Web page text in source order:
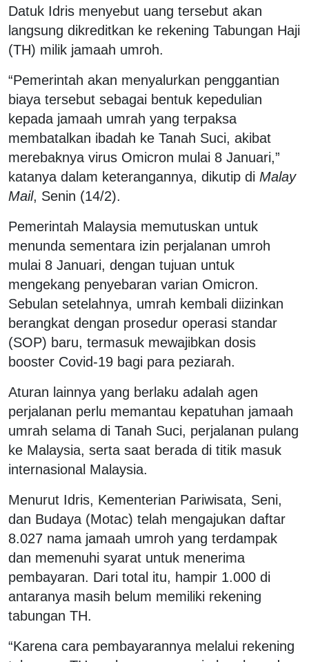
Datuk Idris menyebut uang tersebut akan
langsung dikreditkan ke rekening Tabungan Haji
(TH) milik jamaah umroh.
“Pemerintah akan menyalurkan penggantian
biaya tersebut sebagai bentuk kepedulian
kepada jamaah umrah yang terpaksa
membatalkan ibadah ke Tanah Suci, akibat
merebaknya virus Omicron mulai 8 Januari,”
katanya dalam keterangannya, dikutip di Malay
Mail, Senin (14/2).
Pemerintah Malaysia memutuskan untuk
menunda sementara izin perjalanan umroh
mulai 8 Januari, dengan tujuan untuk
mengekang penyebaran varian Omicron.
Sebulan setelahnya, umrah kembali diizinkan
berangkat dengan prosedur operasi standar
(SOP) baru, termasuk mewajibkan dosis
booster Covid-19 bagi para peziarah.
Aturan lainnya yang berlaku adalah agen
perjalanan perlu memantau kepatuhan jamaah
umrah selama di Tanah Suci, perjalanan pulang
ke Malaysia, serta saat berada di titik masuk
internasional Malaysia.
Menurut Idris, Kementerian Pariwisata, Seni,
dan Budaya (Motac) telah mengajukan daftar
8.027 nama jamaah umroh yang terdampak
dan memenuhi syarat untuk menerima
pembayaran. Dari total itu, hampir 1.000 di
antaranya masih belum memiliki rekening
tabungan TH.
“Karena cara pembayarannya melalui rekening